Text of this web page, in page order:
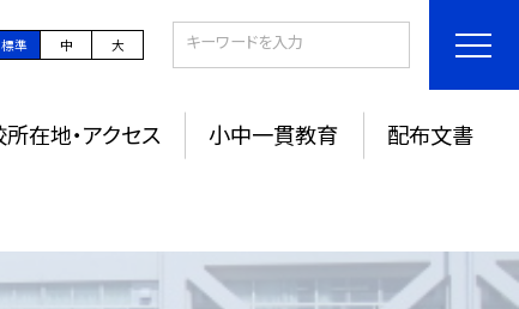
標準 中 大
在地・アクセス 小中一貫教育 配布文書